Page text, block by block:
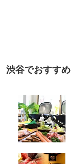
渋谷でおすす